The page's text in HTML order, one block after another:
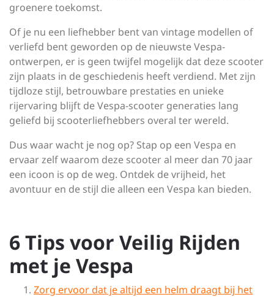
groenere toekomst.
Of je nu een liefhebber bent van vintage modellen of
verliefd bent geworden op de nieuwste Vespa-
ontwerpen, er is geen twijfel mogelijk dat deze scooter
zijn plaats in de geschiedenis heeft verdiend. Met zijn
tijdloze stijl, betrouwbare prestaties en unieke
rijervaring blijft de Vespa-scooter generaties lang
geliefd bij scooterliefhebbers overal ter wereld.
Dus waar wacht je nog op? Stap op een Vespa en
ervaar zelf waarom deze scooter al meer dan 70 jaar
een icoon is op de weg. Ontdek de vrijheid, het
avontuur en de stijl die alleen een Vespa kan bieden.
6 Tips voor Veilig Rijden
met je Vespa
Zorg ervoor dat je altijd een helm draagt bij het